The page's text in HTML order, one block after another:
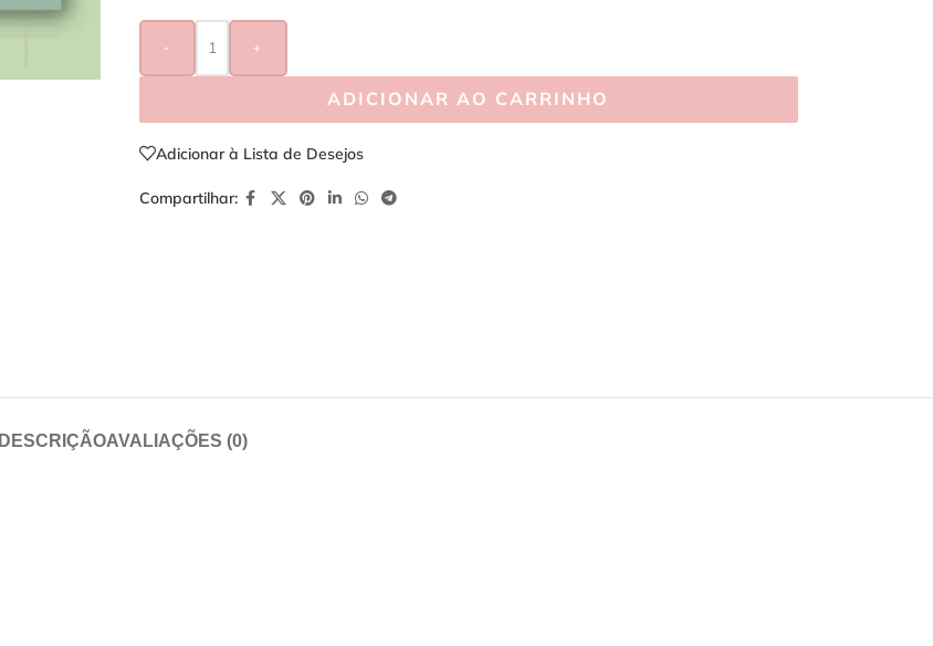
- +
ADICIONAR AO CARRINHO
Adicionar à Lista de Desejos
Compartilhar:
DESCRIÇÃOAVALIAÇÕES (0)